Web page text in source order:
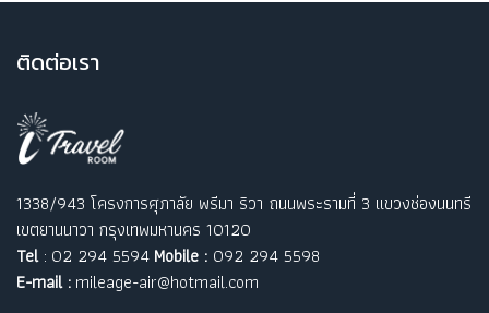
ติดต่อเรา
1338/943 โครงการศุภาลัย พรีมา ริวา ถนนพระรามที่ 3 แขวงช่องนนทรี
เขตยานนาวา กรุงเทพมหานคร 10120
Tel: 02 294 5594 Mobile : 092 294 5598
E-mail : mileage-air@hotmail.com